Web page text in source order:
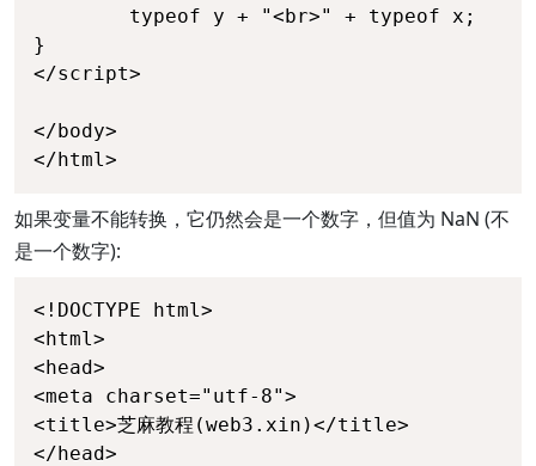
}
</script>
</body>
</html>
如果变量不能转换，它仍然会是一个数字，但值为 NaN (不
是一个数字):
<!DOCTYPE html>
<html>
<head>
<meta charset="utf-8">
<title>芝麻教程(web3.xin)</title>
</head>